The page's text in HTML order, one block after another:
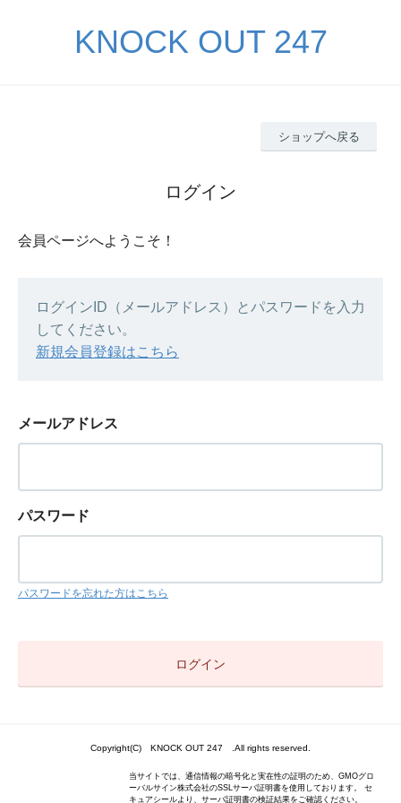
KNOCK OUT 247
ショップへ戻る
ログイン
会員ページへようこそ！
ログインID（メールアドレス）とパスワードを入力
してください。
新規会員登録はこちら
メールアドレス
パスワード
パスワードを忘れた方はこちら
Copyright(C) KNOCK OUT 247 .All rights reserved.
当サイトでは、通信情報の暗号化と実在性の証明のため、GMOグロ
ーバルサイン株式会社のSSLサーバ証明書を使用しております。 セ
キュアシールより、サーバ証明書の検証結果をご確認ください。